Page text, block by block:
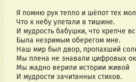
Я помню рук тепло и шёпот тех
Что к небу улетали в тишине.
И мудрость бабушки, что крепче
Была незримым оберегом мне.
Наш мир был двор, пропахший
Мы плена не знавали цифровых
Мы жадно верили истории живой
И мудрости зачитанных стихов.